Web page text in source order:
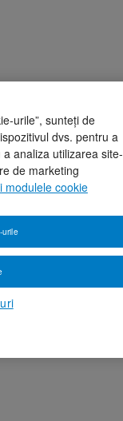
urile”, sunteți de
dvs. pentru a
analiza utilizarea site-
de marketing
modulele cookie
urile